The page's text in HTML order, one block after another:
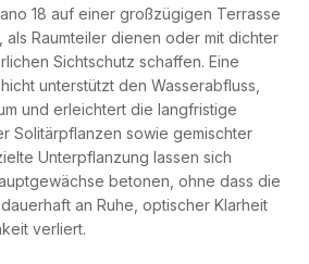
18 auf einer großzügigen Terrasse
Raumteiler dienen oder mit dichter
Sichtschutz schaffen. Eine
unterstützt den Wasserabfluss,
und erleichtert die langfristige
Solitärpflanzen sowie gemischter
Unterpflanzung lassen sich
betonen, ohne dass die
an Ruhe, optischer Klarheit
verliert.